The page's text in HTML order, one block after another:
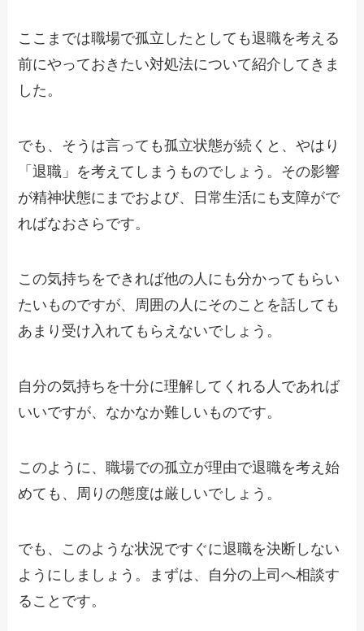
ここまでは職場で孤立したとしても退職を考える
前にやっておきたい対処法について紹介してきま
した。
でも、そうは言っても孤立状態が続くと、やはり
「退職」を考えてしまうものでしょう。その影響
が精神状態にまでおよび、日常生活にも支障がで
ればなおさらです。
この気持ちをできれば他の人にも分かってもらい
たいものですが、周囲の人にそのことを話しても
あまり受け入れてもらえないでしょう。
自分の気持ちを十分に理解してくれる人であれば
いいですが、なかなか難しいものです。
このように、職場での孤立が理由で退職を考え始
めても、周りの態度は厳しいでしょう。
でも、このような状況ですぐに退職を決断しない
ようにしましょう。まずは、自分の上司へ相談す
ることです。